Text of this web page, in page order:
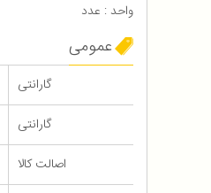
واحد : عدد
عمومی
گارانتی
گارانتی
اصالت کالا